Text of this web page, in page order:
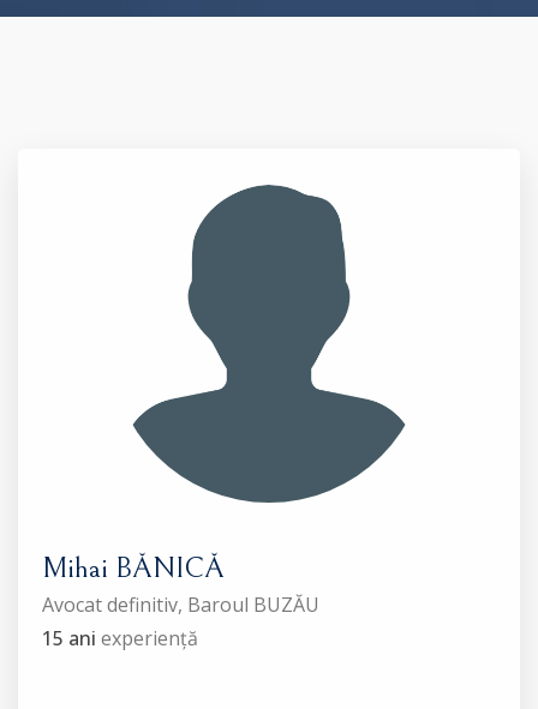
Mihai BĂNICĂ
Avocat definitiv, Baroul BUZĂU
15 ani experiență